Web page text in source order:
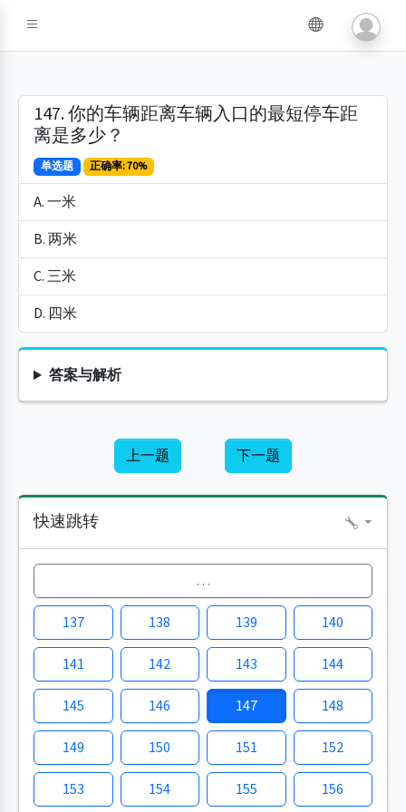
147. 你的车辆距离车辆入口的最短停车距
离是多少？
单选题 正确率: 70%
A. 一米
B. 两米
C. 三米
D. 四米
答案与解析
上一题 下一题
快速跳转
…
137 138 139 140
141 142 143 144
145 146 147 148
149 150 151 152
153 154 155 156